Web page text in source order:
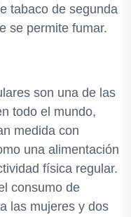
tabaco de segunda
se permite fumar.
son una de las
todo el mundo,
medida con
una alimentación
física regular.
consumo de
las mujeres y dos